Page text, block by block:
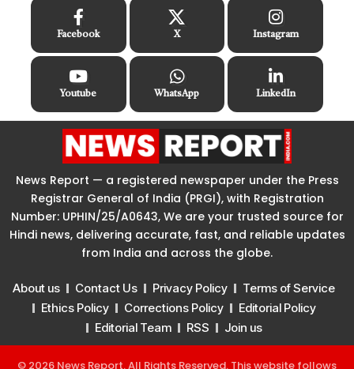
Facebook X Instagram
Youtube WhatsApp LinkedIn
News Report — a registered newspaper under the Press
Registrar General of India (PRGI), with Registration
Number: UPHIN/25/A0643, We are your trusted source for
Hindi news, delivering accurate, fast, and reliable updates
from India and across the globe.
About us Contact Us Privacy Policy
Terms of Service
Ethics Policy
Corrections Policy
Editorial Policy
Editorial Team
RSS Join us
© 2026 News Report. All Rights Reserved. This website follows